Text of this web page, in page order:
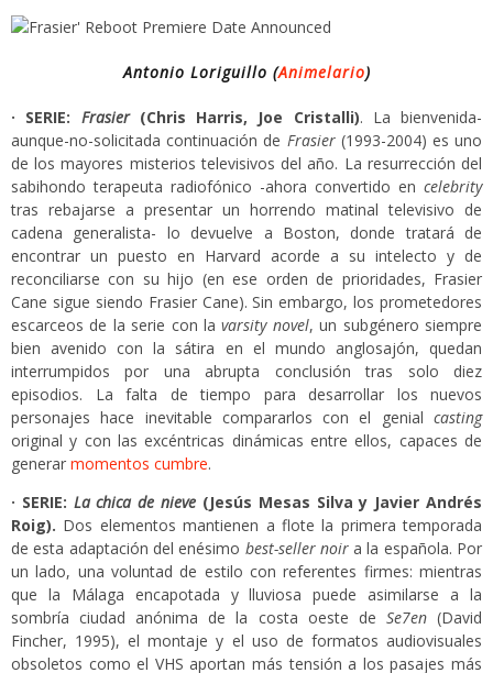
Antonio Loriguillo (Animelario)
· SERIE: Frasier(Chris Harris, Joe Cristalli). La bienvenida-
aunque-no-solicitada continuación de Frasier(1993-2004) es uno
de los mayores misterios televisivos del año. La resurrección del
sabihondo terapeuta radiofónico -ahora convertido en celebrity
tras rebajarse a presentar un horrendo matinal televisivo de
cadena generalista- lo devuelve a Boston, donde tratará de
encontrar un puesto en Harvard acorde a su intelecto y de
reconciliarse con su hijo (en ese orden de prioridades, Frasier
Cane sigue siendo Frasier Cane). Sin embargo, los prometedores
escarceos de la serie con lavarsity novel, un subgénero siempre
bien avenido con la sátira en el mundo anglosajón, quedan
interrumpidos por una abrupta conclusión tras solo diez
episodios. La falta de tiempo para desarrollar los nuevos
personajes hace inevitable compararlos con el genial casting
original y con las excéntricas dinámicas entre ellos, capaces de
generar momentos cumbre.
· SERIE: La chica de nieve (Jesús Mesas Silva y Javier Andrés
Roig). Dos elementos mantienen a flote la primera temporada
de esta adaptación del enésimo best-seller noira la española. Por
un lado, una voluntad de estilo con referentes firmes: mientras
que la Málaga encapotada y lluviosa puede asimilarse a la
sombría ciudad anónima de la costa oeste de Se7en(David
Fincher, 1995), el montaje y el uso de formatos audiovisuales
obsoletos como el VHS aportan más tensión a los pasajes más